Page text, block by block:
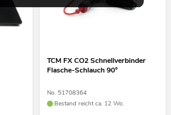
TCM FX CO2 Schnellverbinder
Flasche-Schlauch 90°
No. 51708364
Bestand reicht ca. 12 Wo.